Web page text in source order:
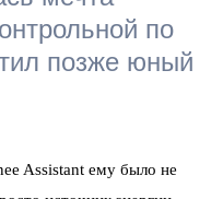
по
позже юный
Assistant ему было не